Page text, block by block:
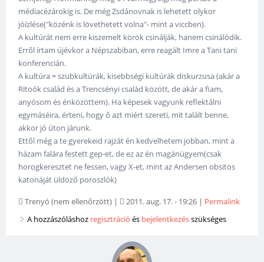
médiacézárokig is. De még Zsdánovnak is lehetett olykor
jóízlése("közénk is lövethetett volna"- mint a viccben).
A kultúrát nem erre kiszemelt körök csinálják, hanem csinálódik.
Erről írtam újévkor a Népszabiban, erre reagált Imre a Tani tani
konferencián.
A kultúra = szubkultúrák, kisebbségi kultúrák diskurzusa (akár a
Ritoók család és a Trencsényi család között, de akár a fiam,
anyósom és énközöttem). Ha képesek vagyunk reflektálni
egymáséira, érteni, hogy ő azt miért szereti, mit talált benne,
akkor jó úton járunk.
Ettől még a te gyerekeid rajzát én kedvelhetem jobban, mint a
házam falára festett gep-et, de ez az én magánügyem(csak
horogkeresztet ne fessen, vagy X-et, mint az Andersen obsitos
katonáját üldöző poroszlók)
Trenyó (nem ellenőrzött) | 2011. aug. 17. - 19:26 | Permalink
A hozzászóláshoz regisztráció és bejelentkezésszükséges